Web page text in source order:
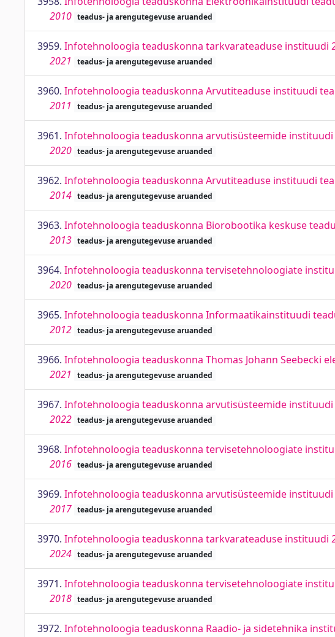
2010 teadus- ja arengutegevuse aruanded
3959. Infotehnoloogia teaduskonna tarkvarateaduse instituudi
2021
teadus- ja arengutegevuse aruanded
3960. Infotehnoloogia teaduskonna Arvutiteaduse instituudi
2011
teadus- ja arengutegevuse aruanded
3961. Infotehnoloogia teaduskonna arvutisüsteemide
2020 teadus- ja arengutegevuse aruanded
3962. Infotehnoloogia teaduskonna Arvutiteaduse instituudi
2014 teadus- ja arengutegevuse aruanded
3963. Infotehnoloogia teaduskonna Biorobootika keskuse
2013 teadus- ja arengutegevuse aruanded
3964. Infotehnoloogia teaduskonna tervisetehnoloogiate
2020 teadus- ja arengutegevuse aruanded
3965. Infotehnoloogia teaduskonna Informaatikainstituudi
2012 teadus- ja arengutegevuse aruanded
3966. Infotehnoloogia teaduskonna Thomas Johann Seebecki
2021
teadus- ja arengutegevuse aruanded
3967. Infotehnoloogia teaduskonna arvutisüsteemide
2022 teadus- ja arengutegevuse aruanded
3968. Infotehnoloogia teaduskonna tervisetehnoloogiate
2016 teadus- ja arengutegevuse aruanded
3969. Infotehnoloogia teaduskonna arvutisüsteemide
2017 teadus- ja arengutegevuse aruanded
3970. Infotehnoloogia teaduskonna tarkvarateaduse instituudi
2024 teadus- ja arengutegevuse aruanded
3971. Infotehnoloogia teaduskonna tervisetehnoloogiate
2018 teadus- ja arengutegevuse aruanded
3972. Infotehnoloogia teaduskonna Raadio- ja sidetehnika